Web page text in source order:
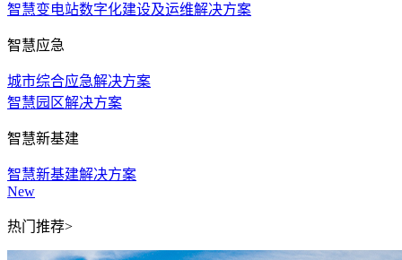
智慧变电站数字化建设及运维解决方案
智慧应急
城市综合应急解决方案
智慧园区解决方案
智慧新基建
智慧新基建解决方案
New
热门推荐>